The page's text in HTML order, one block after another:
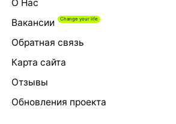
О Нас
Вакансии
Обратная связь
Карта сайта
Отзывы
Обновления проекта